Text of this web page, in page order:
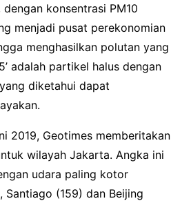
konsentrasi PM10
menjadi pusat perekonomian
menghasilkan polutan yang
adalah partikel halus dengan
diketahui dapat
2019, Geotimes memberitakan
wilayah Jakarta. Angka ini
udara paling kotor
Santiago (159) dan Beijing